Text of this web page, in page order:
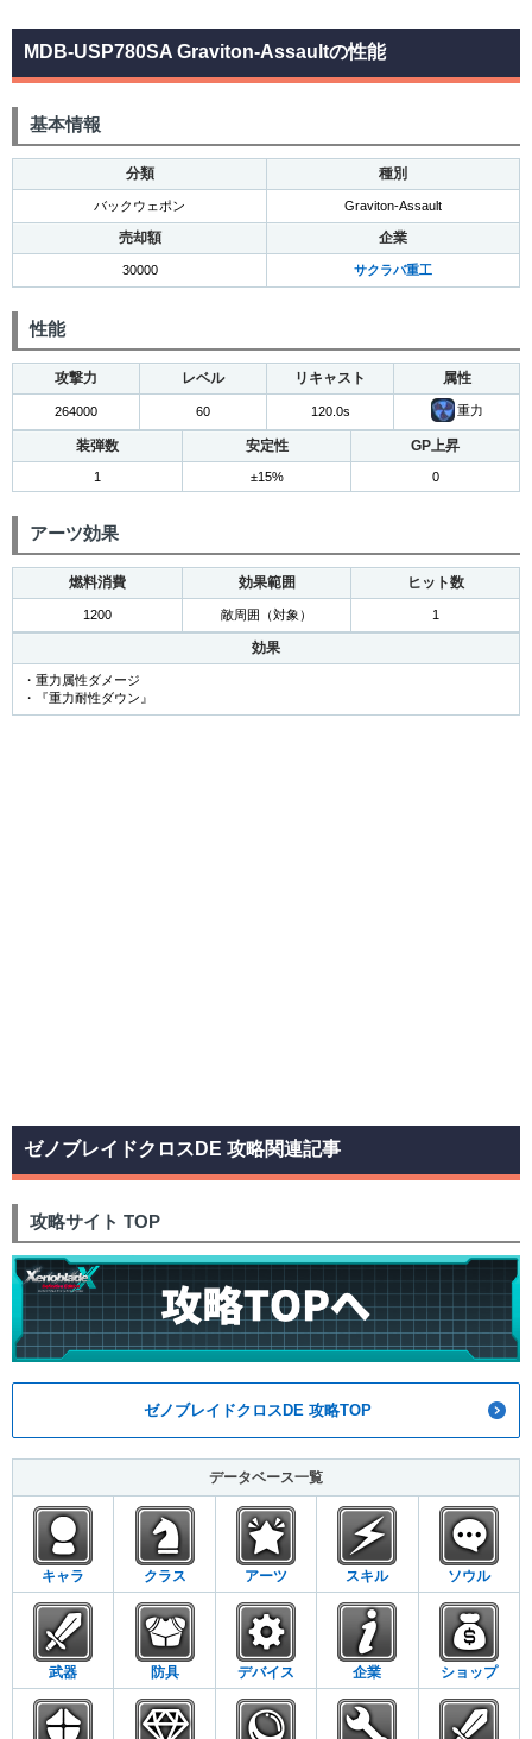
MDB-USP780SA Graviton-Assaultの性能
基本情報
分類 種別
バックウェポン Graviton-Assault
売却額 企業
30000 サクラバ重工
性能
攻撃力 レベル リキャスト 属性
264000 60 120.0s 重力
装弾数 安定性 GP上昇
1 ±15% 0
アーツ効果
燃料消費 効果範囲 ヒット数
1200 敵周囲（対象） 1
効果
・重力属性ダメージ
・『重力耐性ダウン』
ゼノブレイドクロスDE 攻略関連記事
攻略サイト TOP
ゼノブレイドクロスDE 攻略TOP
データベース一覧
キャラ クラス アーツ スキル ソウル
武器 防具 デバイス 企業 ショップ